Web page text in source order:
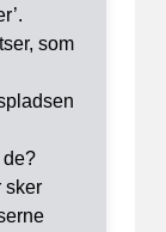
som
de?
sker